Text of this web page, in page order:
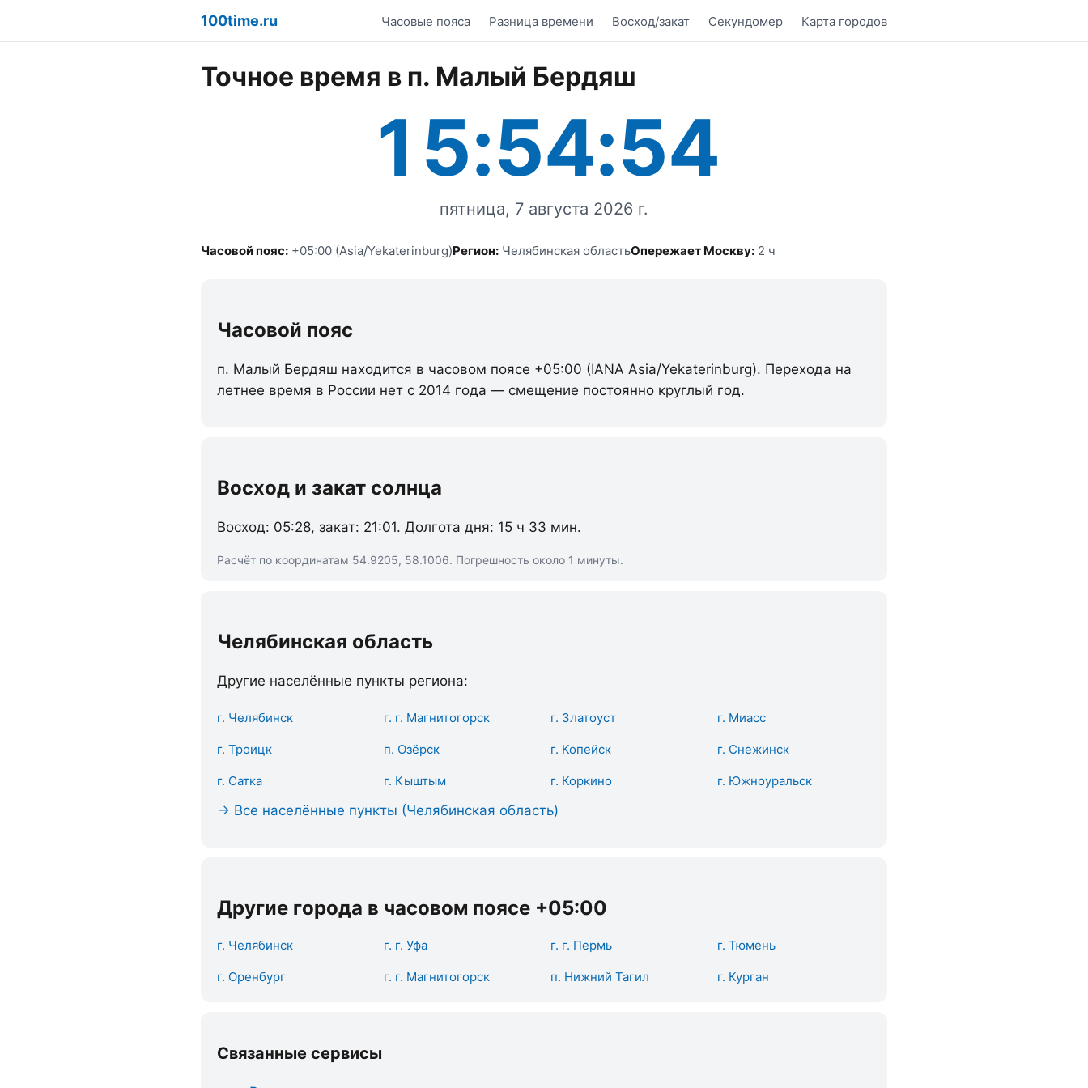
100time.ru Часовые пояса Разница времени Восход/закат Секундомер Карта городов
Точное время в п. Малый Бердяш
15:54:54
пятница, 7 августа 2026 г.
Часовой пояс: +05:00 (Asia/Yekaterinburg)Регион: Челябинская областьОпережает Москву: 2 ч
Часовой пояс
п. Малый Бердяш находится в часовом поясе +05:00 (IANA Asia/Yekaterinburg). Перехода на
летнее время в России нет с 2014 года — смещение постоянно круглый год.
Восход и закат солнца
Восход: 05:28, закат: 21:01. Долгота дня: 15 ч 33 мин.
Расчёт по координатам 54.9205, 58.1006. Погрешность около 1 минуты.
Челябинская область
Другие населённые пункты региона:
г. Челябинск г. г. Магнитогорск г. Златоуст г. Миасс
г. Троицк п. Озёрск г. Копейск г. Снежинск
г. Сатка г. Кыштым г. Коркино г. Южноуральск
→ Все населённые пункты (Челябинская область)
Другие города в часовом поясе +05:00
г. Челябинск г. г. Уфа г. г. Пермь г. Тюмень
г. Оренбург г. г. Магнитогорск п. Нижний Тагил г. Курган
Связанные сервисы